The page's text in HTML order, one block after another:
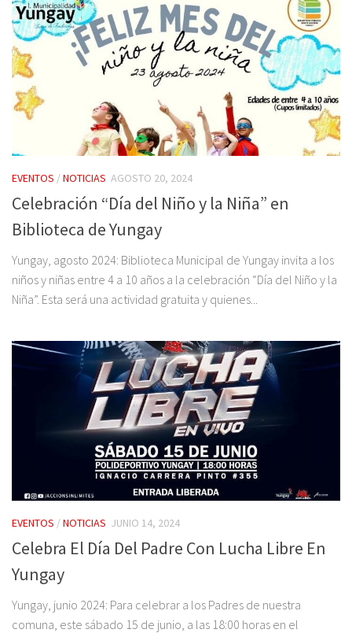
EVENTOS /NOTICIAS AGOSTO 20, 2024
Celebración “Día del Niño y la Niña” en
Biblioteca de Yungay
Yungay, agosto 2024: Biblioteca Municipal de Yungay invita a los
niños y niñas entre 4 a 10 años a la celebración “Día del Niño y la
Niña”. Esta será una actividad gratuita y quienes...
EVENTOS /NOTICIAS JUNIO 14, 2024
Celebra El Día Del Padre Con Lucha Libre En
Yungay
Yungay, junio 2024: Para celebrar a los Padres de nuestra
comuna, este sábado 15 de junio, a las 18:00 horas en el